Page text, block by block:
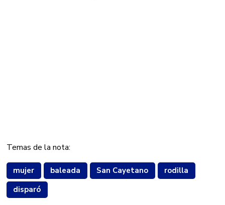
Temas de la nota:
mujer baleada San Cayetano
rodilla
disparó